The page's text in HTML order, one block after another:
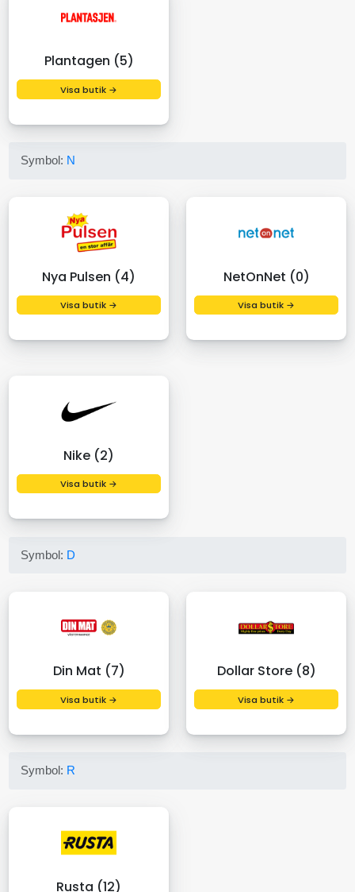
Plantagen (5)
Visa butik →
Symbol: N
Nya Pulsen (4)
Visa butik →
NetOnNet (0)
Visa butik →
Nike (2)
Visa butik →
Symbol: D
Din Mat (7)
Visa butik →
Dollar Store (8)
Visa butik →
Symbol: R
Rusta (12)